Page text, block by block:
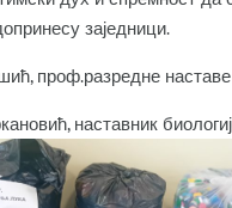
заједници.
проф.разредне наставе
наставник